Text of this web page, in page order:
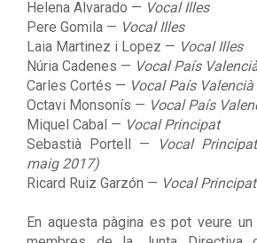
Helena Alvarado — Vocal Illes
Pere Gomila — Vocal Illes
Laia Martinez i Lopez — Vocal Illes
Núria Cadenes — Vocal País
Carles Cortés — Vocal País Valencià
Octavi Monsonís — Vocal País
Miquel Cabal — Vocal Principat
Sebastià Portell —
Vocal
maig 2017)
Ricard Ruiz Garzón — Vocal Principat
En aquesta pàgina es pot veure un